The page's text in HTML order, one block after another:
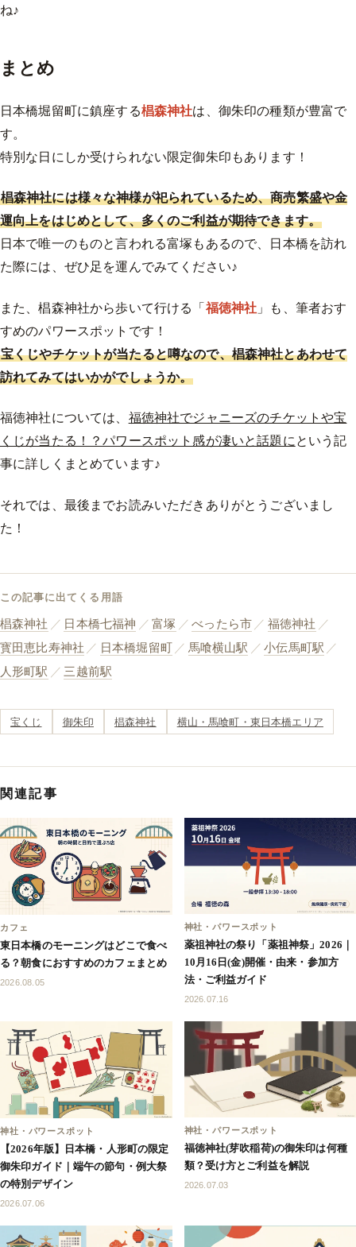
ね♪
まとめ
日本橋堀留町に鎮座する椙森神社は、御朱印の種類が豊富で
す。
特別な日にしか受けられない限定御朱印もあります！
椙森神社には様々な神様が祀られているため、商売繁盛や金
運向上をはじめとして、多くのご利益が期待できます。
日本で唯一のものと言われる富塚もあるので、日本橋を訪れ
た際には、ぜひ足を運んでみてください♪
また、椙森神社から歩いて行ける「福徳神社 」も、筆者おす
すめのパワースポットです！
宝くじやチケットが当たると噂なので、椙森神社とあわせて
訪れてみてはいかがでしょうか。
福徳神社については、 福徳神社でジャニーズのチケットや宝
くじが当たる！？パワースポット感が凄いと話題にという記
事に詳しくまとめています♪
それでは、最後までお読みいただきありがとうございまし
た！
この記事に出てくる用語
椙森神社 ／ 日本橋七福神 ／ 富塚 ／ べったら市 ／ 福徳神社 ／
寳田恵比寿神社 ／ 日本橋堀留町 ／ 馬喰横山駅 ／ 小伝馬町駅 ／
人形町駅 ／ 三越前駅
宝くじ 御朱印 椙森神社 横山・馬喰町・東日本橋エリア
関連記事
カフェ
東日本橋のモーニングはどこで食べ
る？朝食におすすめのカフェまとめ
2026.08.05
神社・パワースポット
薬祖神社の祭り「薬祖神祭」2026｜
10月16日(金)開催・由来・参加方
法・ご利益ガイド
2026.07.16
神社・パワースポット
【2026年版】日本橋・人形町の限定
御朱印ガイド｜端午の節句・例大祭
の特別デザイン
2026.07.06
神社・パワースポット
福徳神社(芽吹稲荷)の御朱印は何種
類？受け方とご利益を解説
2026.07.03